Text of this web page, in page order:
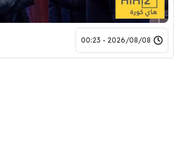
2026/08/08 - 00:23